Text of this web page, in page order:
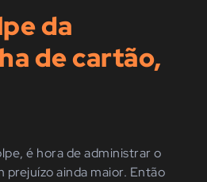
da
de cartão,
é hora de administrar o
prejuízo ainda maior. Então